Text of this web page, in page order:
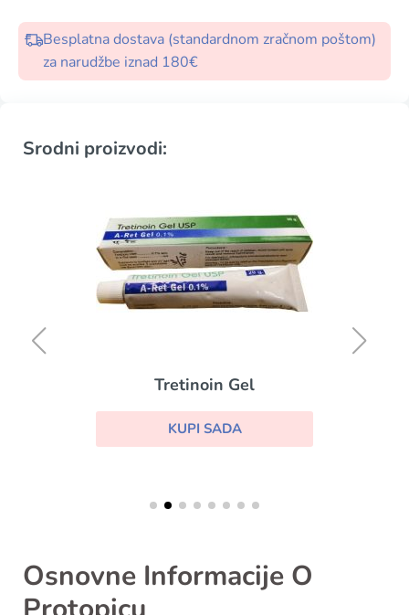
Besplatna dostava (standardnom zračnom poštom)
za narudžbe iznad 180€
Srodni proizvodi:
Tretinoin Gel
KUPI SADA
Osnovne Informacije O